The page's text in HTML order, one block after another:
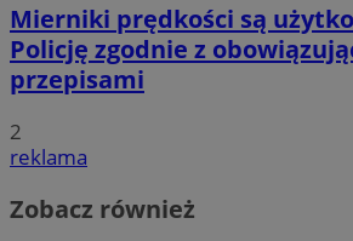
Mierniki prędkości są
Policję zgodnie z
przepisami
2
reklama
Zobacz również